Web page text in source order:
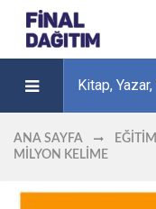
ANA SAYFA EĞITIM
MILYON KELIME